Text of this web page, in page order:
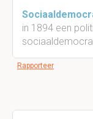
in 1894 een
Rapporteer